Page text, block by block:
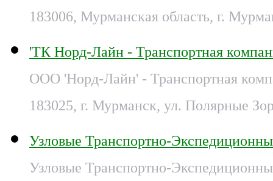
183006, Мурманская область, г.
'ТК Норд-Лайн - Транспортная
ООО 'Норд-Лайн' - Транспортная
183025, г. Мурманск, ул. Полярные
Узловые Транспортно-
Узловые Транспортно-